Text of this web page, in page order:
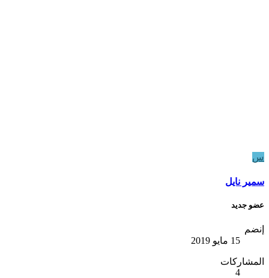
س
سمير نايل
عضو جديد
إنضم
15 مايو 2019
المشاركات
4